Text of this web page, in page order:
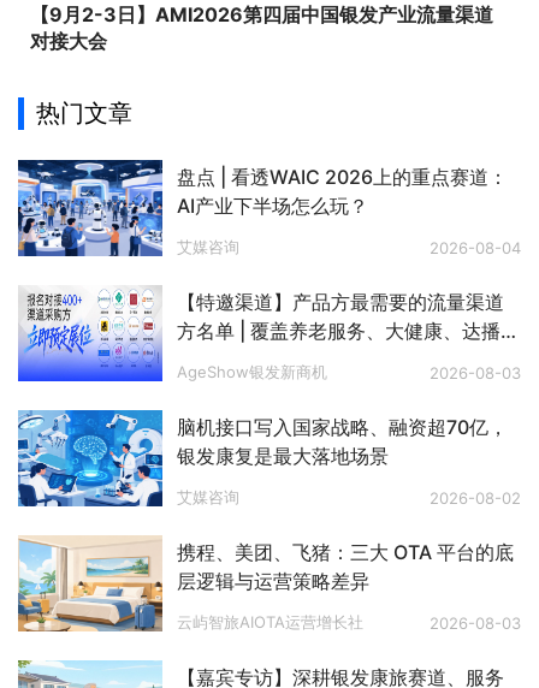
【9月2-3日】AMI2026第四届中国银发产业流量渠道
对接大会
热门文章
盘点 | 看透WAIC 2026上的重点赛道：
AI产业下半场怎么玩？
艾媒咨询 2026-08-04
【特邀渠道】产品方最需要的流量渠道
方名单 | 覆盖养老服务、大健康、达播、
私域、电视购物、文娱旅游、银发零
售、银发出海等八大赛道
AgeShow银发新商机 2026-08-03
脑机接口写入国家战略、融资超70亿，
银发康复是最大落地场景
艾媒咨询 2026-08-02
携程、美团、飞猪：三大 OTA 平台的底
层逻辑与运营策略差异
云屿智旅AIOTA运营增长社 2026-08-03
【嘉宾专访】深耕银发康旅赛道、服务